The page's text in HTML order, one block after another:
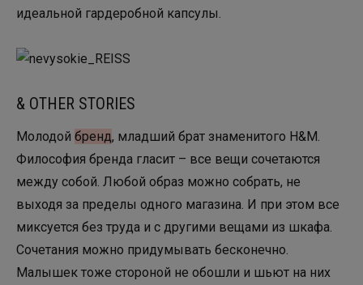
идеальной гардеробной капсулы.
& OTHER STORIES
Молодой бренд, младший брат знаменитого H&M.
Философия бренда гласит – все вещи сочетаются
между собой. Любой образ можно собрать, не
выходя за пределы одного магазина. И при этом все
миксуется без труда и с другими вещами из шкафа.
Сочетания можно придумывать бесконечно.
Малышек тоже стороной не обошли и шьют на них